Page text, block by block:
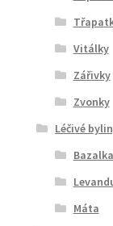
Vitálky
Zářivky
Zvonky
Léčivé
Bazalka
Máta